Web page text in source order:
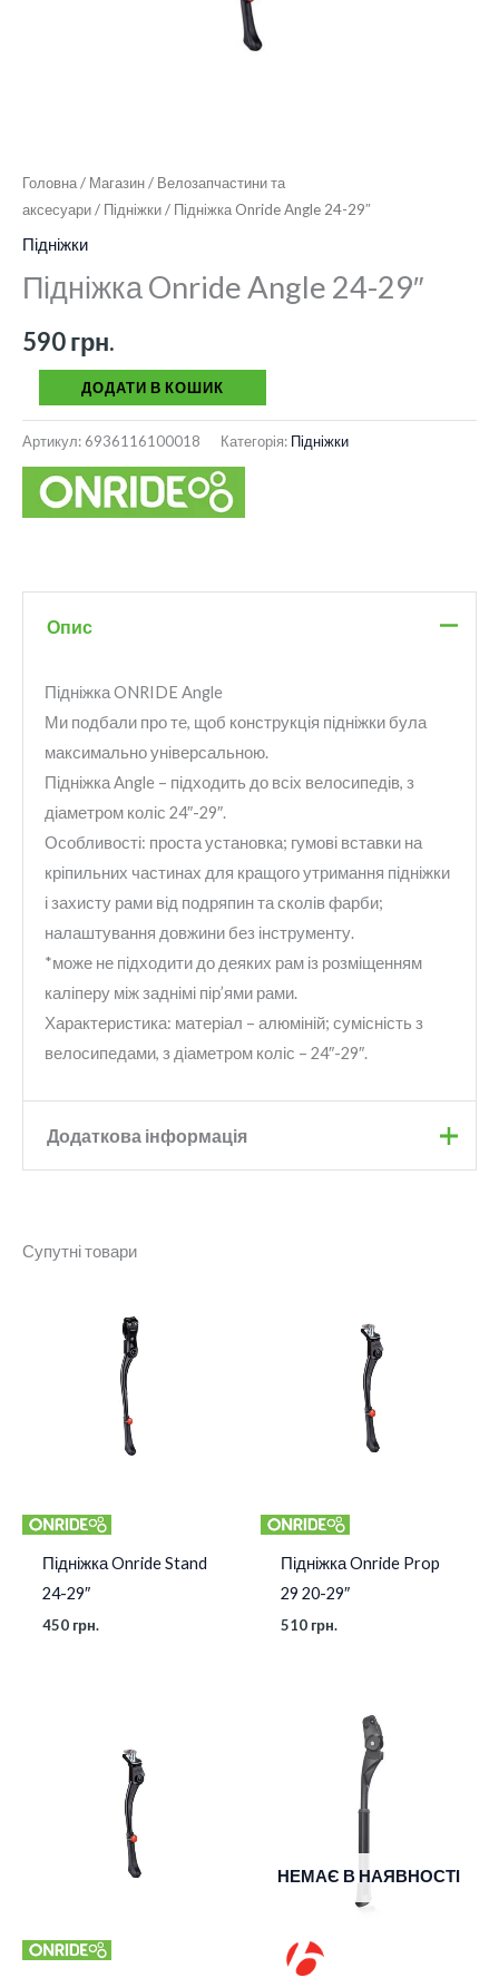
Головна/ Магазин/ Велозапчастини та
аксесуари/ Підніжки/ Підніжка Onride Angle 24-29″
Підніжки
Підніжка Onride Angle 24-29″
590грн.
ДОДАТИ В КОШИК
Артикул: 6936116100018 Категорія: Підніжки
Опис
Підніжка ONRIDE Angle
Ми подбали про те, щоб конструкція підніжки була
максимально універсальною.
Підніжка Angle – підходить до всіх велосипедів, з
діаметром коліс 24″-29″.
Особливості: проста установка; гумові вставки на
кріпильних частинах для кращого утримання підніжки
і захисту рами від подряпин та сколів фарби;
налаштування довжини без інструменту.
*може не підходити до деяких рам із розміщенням
каліперу між заднімі пір’ями рами.
Характеристика: матеріал – алюміній; сумісність з
велосипедами, з діаметром коліс – 24″-29″.
Додаткова інформація
Колір
Супутні товари
Підніжка Onride Stand
24-29″
450 грн.
Підніжка Onride Prop
29 20-29″
510 грн.
НЕМАЄ В НАЯВНОСТІ